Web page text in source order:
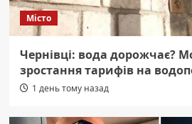
Місто
Чернівці: вода дорожчає?
зростання тарифів на
1 день тому назад